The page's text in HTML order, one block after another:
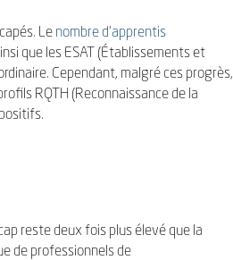
Le nombre d’apprentis
que les ESAT (Établissements et
Cependant, malgré ces progrès,
RQTH (Reconnaissance de la
reste deux fois plus élevé que la
de professionnels de